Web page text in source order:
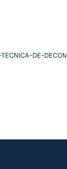
DE-